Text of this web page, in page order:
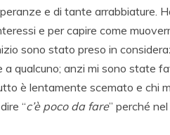
e di tante arrabbiature.
e per capire come
sono stato preso in
qualcuno; anzi mi sono state
è lentamente scemato e chi
“c’è poco da fare” perché